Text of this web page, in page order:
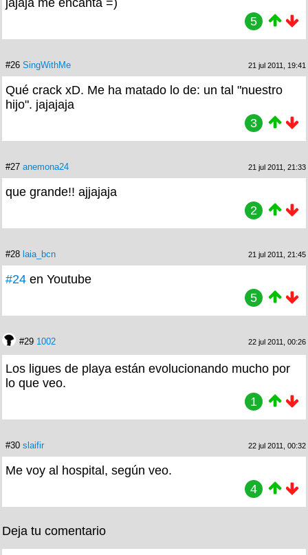
jajaja me encanta =)
5
#26 SingWithMe 21 jul 2011, 19:41
Qué crack xD. Me ha matado lo de: un tal "nuestro
hijo". jajajaja
3
#27 anemona24 21 jul 2011, 21:33
que grande!! ajjajaja
2
#28 laia_bcn 21 jul 2011, 21:45
#24 en Youtube
5
#29 1002 22 jul 2011, 00:26
Los ligues de playa están evolucionando mucho por
lo que veo.
1
#30 slaifir 22 jul 2011, 00:32
Me voy al hospital, según veo.
4
Deja tu comentario